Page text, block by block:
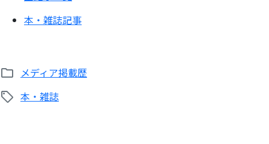
本・雑誌記事
メディア掲載歴
本・雑誌